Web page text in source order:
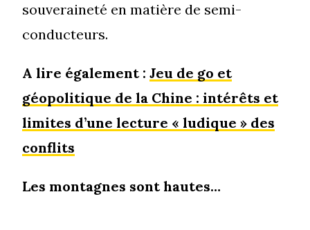
souveraineté en matière de semi-
conducteurs.
A lire également :Jeu de go et
géopolitique de la Chine : intérêts et
limites d’une lecture « ludique » des
conflits
Les montagnes sont hautes…